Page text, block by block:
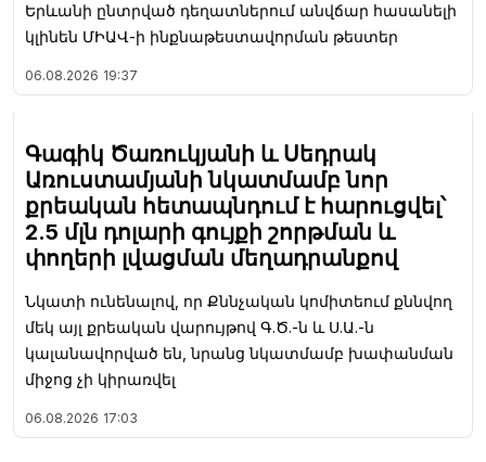
Երևանի ընտրված դեղատներում անվճար հասանելի
կլինեն ՄԻԱՎ-ի ինքնաթեստավորման թեստեր
06.08.2026 19:37
Գագիկ Ծառուկյանի և Սեդրակ
Առուստամյանի նկատմամբ նոր
քրեական հետապնդում է հարուցվել՝
2.5 մլն դոլարի գույքի շորթման և
փողերի լվացման մեղադրանքով
Նկատի ունենալով, որ Քննչական կոմիտեում քննվող
մեկ այլ քրեական վարույթով Գ.Ծ.-ն և Ս.Ա.-ն
կալանավորված են, նրանց նկատմամբ խափանման
միջոց չի կիրառվել
06.08.2026 17:03